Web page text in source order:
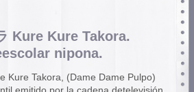
Kure Kure Takora.
nipona.
Kure Takora, (Dame Dame Pulpo)